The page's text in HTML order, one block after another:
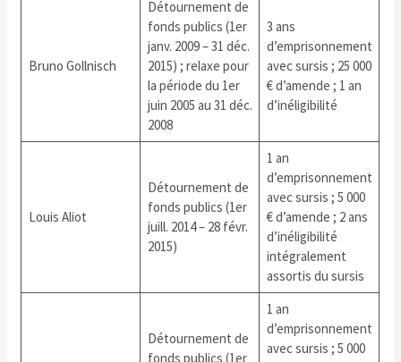
Bruno Gollnisch
Détournement de
fonds publics (1er
janv. 2009 – 31 déc.
2015) ; relaxe pour
la période du 1er
juin 2005 au 31 déc.
2008
3 ans
d’emprisonnement
avec sursis ; 25 000
€ d’amende ; 1 an
d’inéligibilité
Louis Aliot
Détournement de
fonds publics (1er
juill. 2014 – 28 févr.
2015)
1 an
d’emprisonnement
avec sursis ; 5 000
€ d’amende ; 2 ans
d’inéligibilité
intégralement
assortis du sursis
Détournement de
fonds publics (1er
1 an
d’emprisonnement
avec sursis ; 5 000